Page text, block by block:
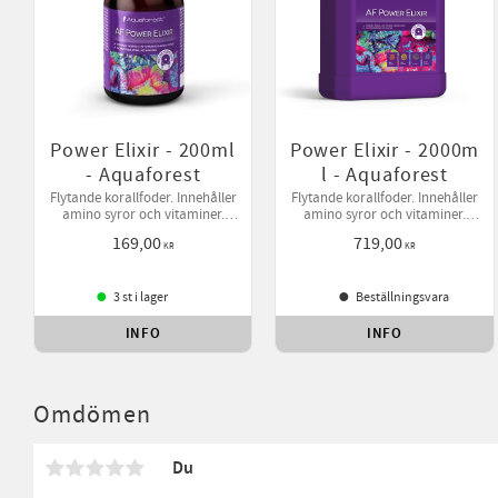
Omdömen
Du
Power Elixir - 200ml
- Aquaforest
Flytande korallfoder. Innehåller
amino syror och vitaminer.
utan kylskåp i upp till 30 dagar,
169,00KR
3 st i lager
INFO
Power Elixir - 2000m
l - Aquaforest
Flytande korallfoder. Innehåller
amino syror och vitaminer.
utan kylskåp i upp till 30 dagar,
719,00KR
Beställningsvara
INFO